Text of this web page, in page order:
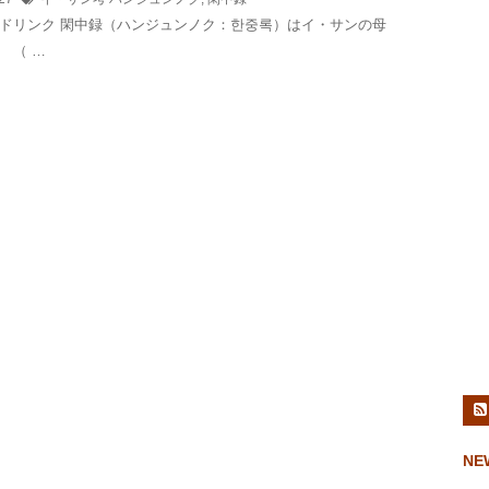
リンク 閑中録（ハンジュンノク：한중록）はイ・サンの母
（ …